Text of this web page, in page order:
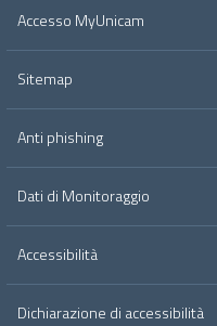
Accesso MyUnicam
Sitemap
Anti phishing
Dati di Monitoraggio
Accessibilità
Dichiarazione di accessibilità